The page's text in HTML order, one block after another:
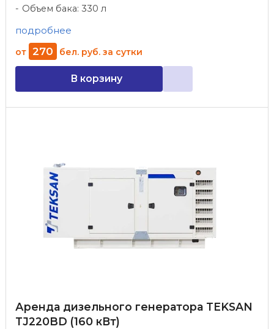
Объем бака: 330 л
подробнее
от 270 бел. руб. за сутки
В корзину
Аренда дизельного генератора TEKSAN
TJ220BD (160 кВт)